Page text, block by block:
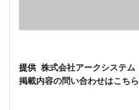
提供 株式会社アークシステム
掲載内容の問い合わせはこちら